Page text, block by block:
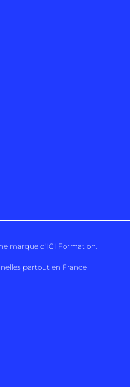
marque d'ICI Formation.
partout en France